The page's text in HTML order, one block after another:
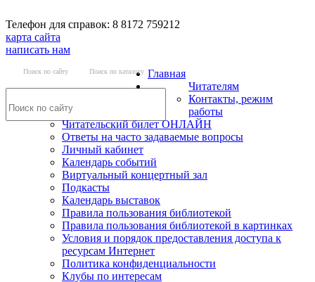
Телефон для справок: 8 8172 759212
карта сайта
написать нам
Поиск по сайту Поиск по каталогу Главная
Читателям
Контакты, режим
работы
Читательский билет ОНЛАЙН
Ответы на часто задаваемые вопросы
Личный кабинет
Календарь событий
Виртуальный концертный зал
Подкасты
Календарь выставок
Правила пользования библиотекой
Правила пользования библиотекой в картинках
Условия и порядок предоставления доступа к
ресурсам Интернет
Политика конфиденциальности
Клубы по интересам